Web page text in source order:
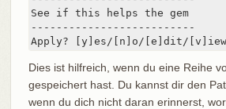
See if this helps the gem
--------------------------
Apply? [y]es/[n]o/[e]dit/
Dies ist hilfreich, wenn du eine Reihe
gespeichert hast. Du kannst dir den
wenn du dich nicht daran erinnerst,